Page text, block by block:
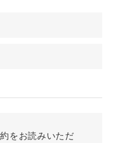
をお読みいただ